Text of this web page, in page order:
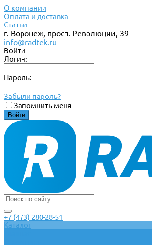
О компании
Оплата и доставка
Статьи
г. Воронеж, просп. Революции, 39
info@radtek.ru
Войти
Логин:
Пароль:
Забыли пароль?
Запомнить меня
+7 (473) 280-28-51
Каталог